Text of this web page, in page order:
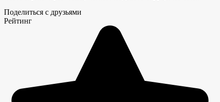
Поделиться с друзьями
Рейтинг